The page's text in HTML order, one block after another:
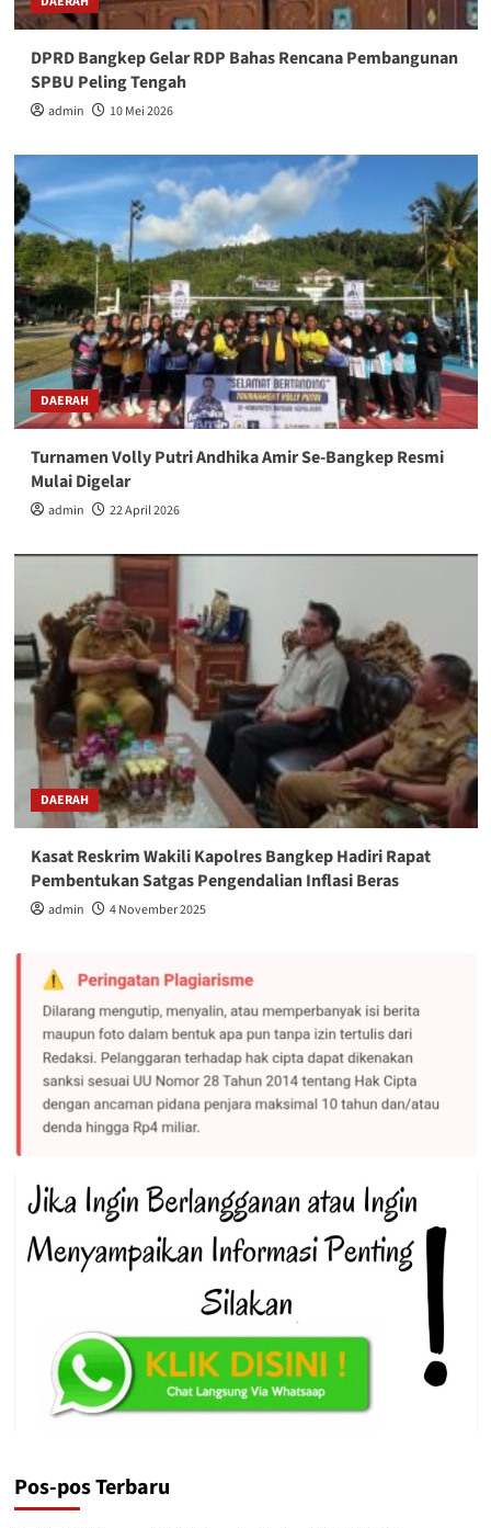
DPRD Bangkep Gelar RDP Bahas Rencana Pembangunan
SPBU Peling Tengah
admin 10 Mei 2026
DAERAH
Turnamen Volly Putri Andhika Amir Se-Bangkep Resmi
Mulai Digelar
admin 22 April 2026
DAERAH
Kasat Reskrim Wakili Kapolres Bangkep Hadiri Rapat
Pembentukan Satgas Pengendalian Inflasi Beras
admin 4 November 2025
Pos-pos Terbaru